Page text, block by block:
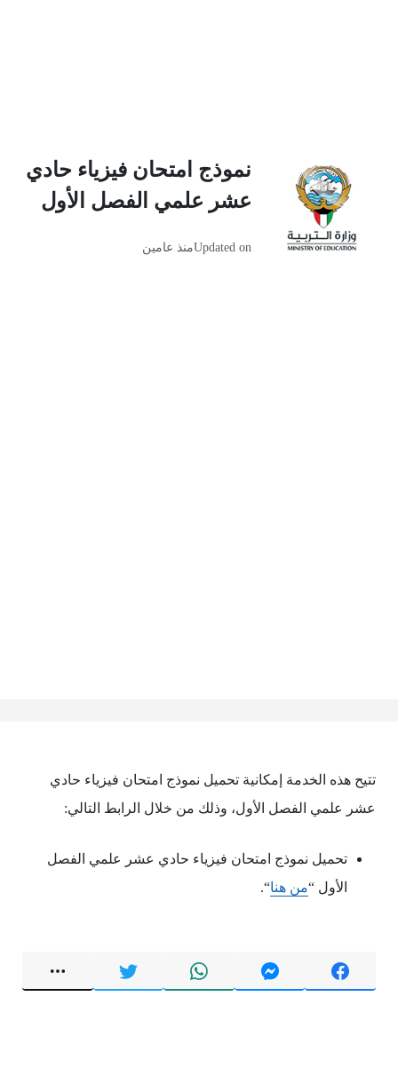
نموذج امتحان فيزياء حادي
عشر علمي الفصل الأول
Updated onمنذ عامين
تتيح هذه الخدمة إمكانية تحميل نموذج امتحان فيزياء حادي
عشر علمي الفصل الأول، وذلك من خلال الرابط التالي:
تحميل نموذج امتحان فيزياء حادي عشر علمي الفصل
الأول “من هنا“.